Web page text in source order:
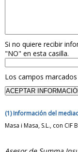
Si no quiere recibir
"NO" en esta casilla.
Los campos
(1) Información del
Masa i Masa, S.L., con CIF